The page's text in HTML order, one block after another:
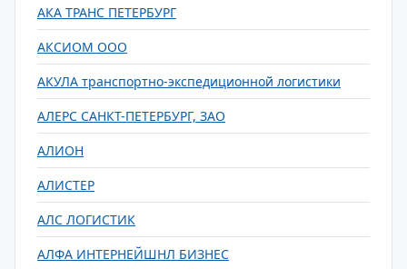
АКА ТРАНС ПЕТЕРБУРГ
АКСИОМ ООО
АКУЛА транспортно-экспедиционной логистики
АЛЕРС САНКТ-ПЕТЕРБУРГ, ЗАО
АЛИОН
АЛИСТЕР
АЛС ЛОГИСТИК
АЛФА ИНТЕРНЕЙШНЛ БИЗНЕС